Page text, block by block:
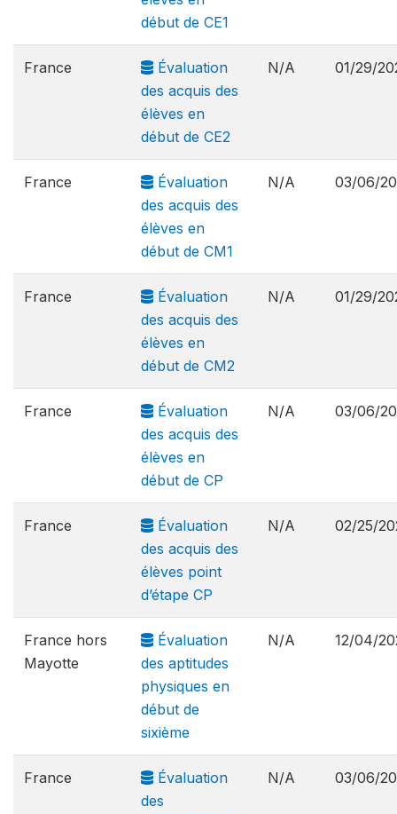
début de CE1
France
Évaluation
des acquis des
élèves en
début de CE2
N/A 01/29/
France
Évaluation
des acquis des
élèves en
début de CM1
N/A 03/06/
France
Évaluation
des acquis des
élèves en
début de CM2
N/A 01/29/
France
Évaluation
des acquis des
élèves en
début de CP
N/A 03/06/
France
Évaluation
des acquis des
élèves point
d’étape CP
N/A 02/25/
France hors
Mayotte
Évaluation
des aptitudes
physiques en
début de
sixième
N/A 12/04/
France
Évaluation
des
N/A 03/06/